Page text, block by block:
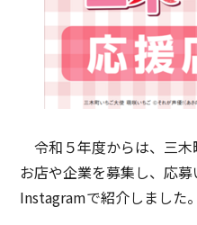
令和５年度からは、三木
お店や企業を募集し、応
Instagramで紹介しました。